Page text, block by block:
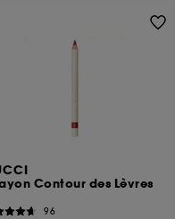
Contour des Lèvres
96